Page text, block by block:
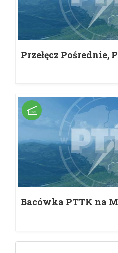
Przełęcz Pośrednie,
Bacówka PTTK na